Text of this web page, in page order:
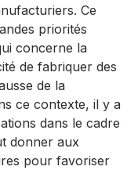
Ce
priorités
concerne la
de fabriquer des
de la
ce contexte, il y a
dans le cadre
donner aux
pour favoriser